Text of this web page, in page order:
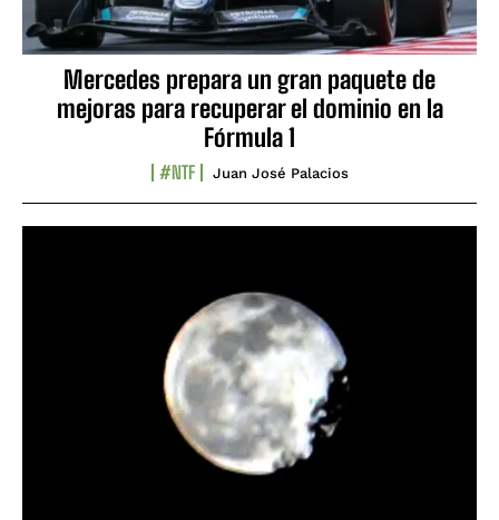
Mercedes prepara un gran paquete de
mejoras para recuperar el dominio en la
Fórmula 1
#NTF Juan José Palacios